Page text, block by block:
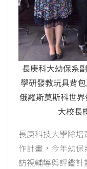
長庚科大幼保系
學研發教玩具背
俄羅斯莫斯科世
大校長
長庚科技大學除
作計畫，今年幼
訪視輔導與評鑑